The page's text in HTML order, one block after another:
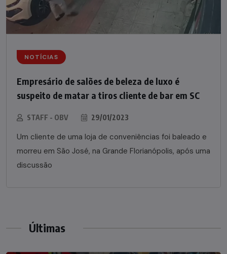
NOTÍCIAS
Empresário de salões de beleza de luxo é
suspeito de matar a tiros cliente de bar em SC
STAFF - OBV 29/01/2023
Um cliente de uma loja de conveniências foi baleado e
morreu em São José, na Grande Florianópolis, após uma
discussão
Últimas